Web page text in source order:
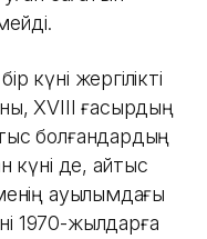
күні жергілікті
XVIII ғасырдың
болғандардың
күні де, қайтыс
ауылымдағы
1970-жылдарға